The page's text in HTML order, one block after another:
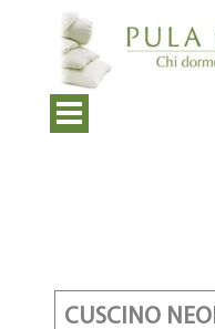
CUSCINO